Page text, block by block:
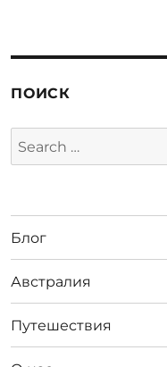
ПОИСК
Search
for:
Блог
Австралия
Путешествия